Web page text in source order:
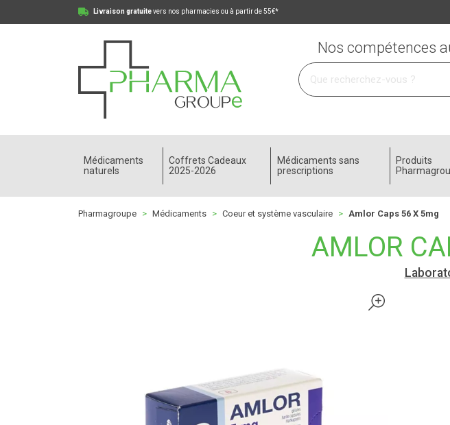
Livraison gratuitevers nos pharmacies ou à partir de 55€*
Pharmagroupe Votre pharmacie en ligne à votre service
Nos compétences
Médicaments
naturels
Coffrets Cadeaux
2025-2026
Médicaments sans
prescriptions
Produits
Pharmagroupe Médicaments Coeur et système vasculaire Amlor Caps 56 X 5mg
AMLOR